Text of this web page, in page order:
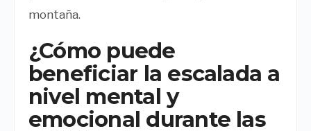
montaña.
¿Cómo puede
beneficiar la escalada a
nivel mental y
emocional durante las